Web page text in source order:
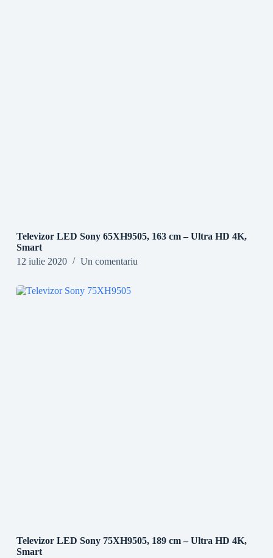
Televizor LED Sony 65XH9505, 163 cm – Ultra HD 4K,
Smart
12 iulie 2020
Un comentariu
Televizor LED Sony 75XH9505, 189 cm – Ultra HD 4K,
Smart